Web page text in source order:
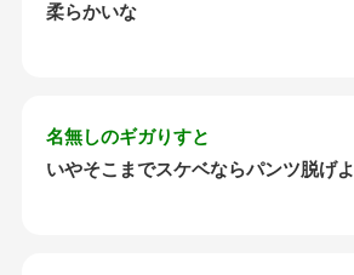
柔らかいな
名無しのギガりすと
いやそこまでスケベならパンツ脱げよ